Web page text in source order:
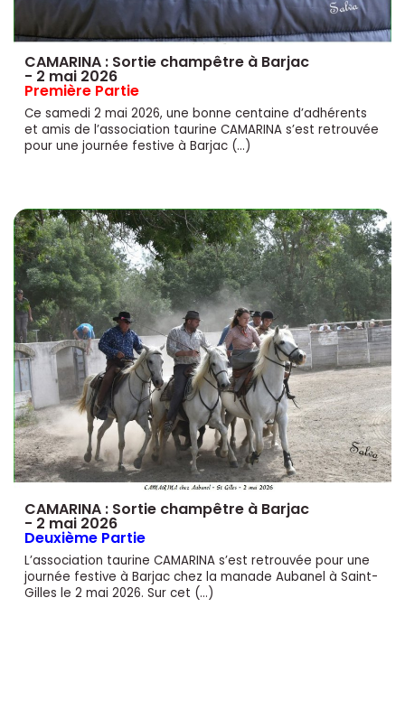
CAMARINA : Sortie champêtre à Barjac
- 2 mai 2026
Première Partie
Ce samedi 2 mai 2026, une bonne centaine d’adhérents
et amis de l’association taurine CAMARINA s’est retrouvée
pour une journée festive à Barjac (…)
CAMARINA : Sortie champêtre à Barjac
- 2 mai 2026
Deuxième Partie
L’association taurine CAMARINA s’est retrouvée pour une
journée festive à Barjac chez la manade Aubanel à Saint-
Gilles le 2 mai 2026. Sur cet (…)